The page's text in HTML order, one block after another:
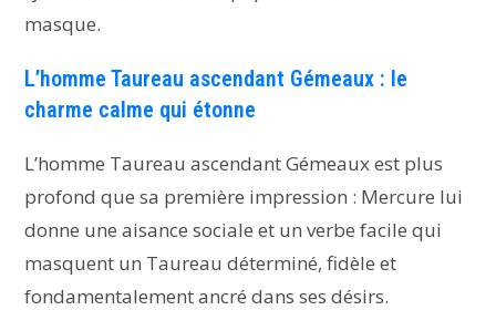
masque.
L’homme Taureau ascendant Gémeaux : le
charme calme qui étonne
L’homme Taureau ascendant Gémeaux est plus
profond que sa première impression : Mercure lui
donne une aisance sociale et un verbe facile qui
masquent un Taureau déterminé, fidèle et
fondamentalement ancré dans ses désirs.